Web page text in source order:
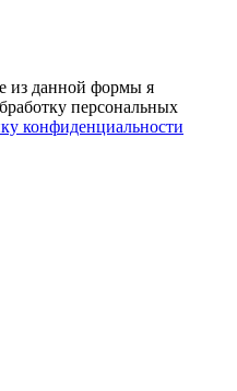
из данной формы я
персональных
конфиденциальности